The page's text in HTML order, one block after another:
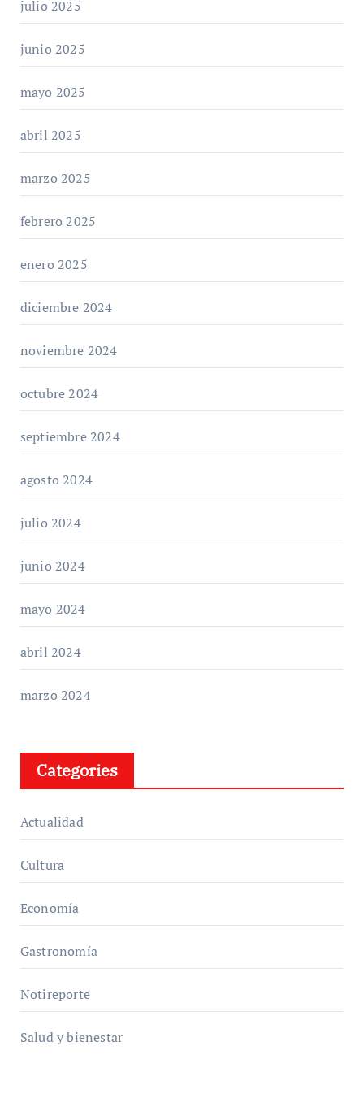
julio 2025
junio 2025
mayo 2025
abril 2025
marzo 2025
febrero 2025
enero 2025
diciembre 2024
noviembre 2024
octubre 2024
septiembre 2024
agosto 2024
julio 2024
junio 2024
mayo 2024
abril 2024
marzo 2024
Categories
Actualidad
Cultura
Economía
Gastronomía
Notireporte
Salud y bienestar